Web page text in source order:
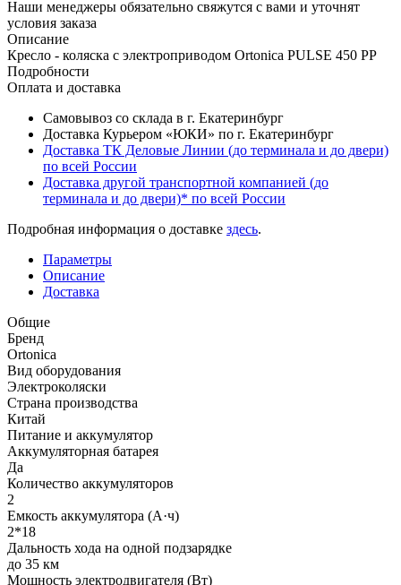
Наши менеджеры обязательно свяжутся с вами и уточнят
условия заказа
Описание
Кресло - коляска с электроприводом Ortonica PULSE 450 РР
Подробности
Оплата и доставка
Самовывоз со склада в г. Екатеринбург
Доставка Курьером «ЮКИ» по г. Екатеринбург
Доставка ТК Деловые Линии (до терминала и до двери)
по всей России
Доставка другой транспортной компанией (до
терминала и до двери)* по всей России
Подробная информация о доставке здесь.
Параметры
Описание
Доставка
Общие
Бренд
Ortonica
Вид оборудования
Электроколяски
Страна производства
Китай
Питание и аккумулятор
Аккумуляторная батарея
Да
Количество аккумуляторов
2
Емкость аккумулятора (А·ч)
2*18
Дальность хода на одной подзарядке
до 35 км
Мощность электродвигателя (Вт)